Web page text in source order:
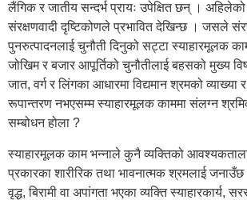
लैंगिक र जातीय सन्दर्भ प्रायः उपेक्षित छन् ।
संरक्षणवादी दृष्टिकोणले प्रभावित देखिन्छ । जसले
पुनरुत्पादनलाई चुनौती दिनुको सट्टा स्याहारमूलक
जोखिम र बजार आपूर्तिको चुनौतीलाई बहसको मुख्य
जात, वर्ग र लिंगका आधारमा विद्यमान श्रमको व्याख्या
रूपान्तरण नभएसम्म स्याहारमूलक काममा संलग्न
सम्बोधन होला ?
स्याहारमूलक काम भन्नाले कुनै व्यक्तिको
प्रकारका शारीरिक तथा भावनात्मक श्रमलाई
वृद्ध, बिरामी वा अपांगता भएका व्यक्ति स्याहारकार्य,